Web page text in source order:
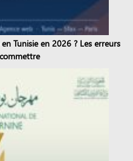
Tunisie en 2026 ? Les erreurs